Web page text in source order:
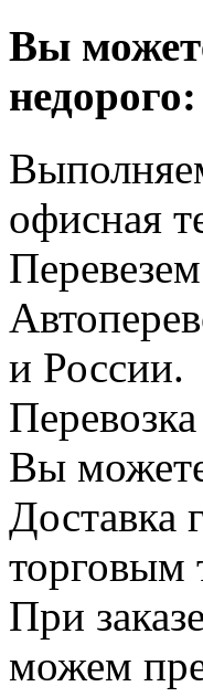
Вы
офисная
и России.
Вы
Доставка
торговым
При
можем